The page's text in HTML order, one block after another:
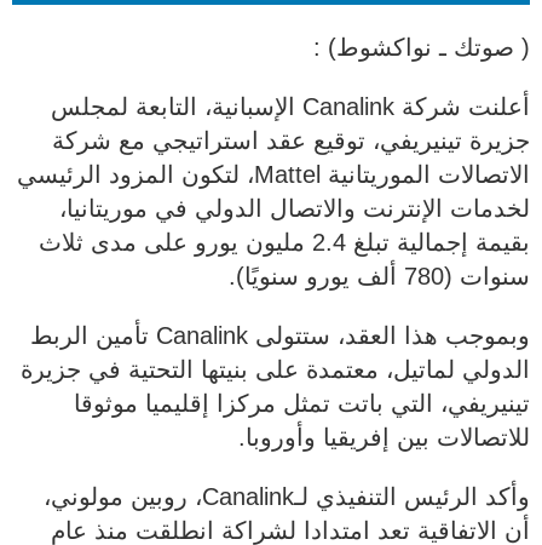
( صوتك ـ نواكشوط) :
أعلنت شركة Canalink الإسبانية، التابعة لمجلس
جزيرة تينيريفي، توقيع عقد استراتيجي مع شركة
الاتصالات الموريتانية Mattel، لتكون المزود الرئيسي
لخدمات الإنترنت والاتصال الدولي في موريتانيا،
بقيمة إجمالية تبلغ 2.4 مليون يورو على مدى ثلاث
سنوات (780 ألف يورو سنويًا).
وبموجب هذا العقد، ستتولى Canalink تأمين الربط
الدولي لماتيل، معتمدة على بنيتها التحتية في جزيرة
تينيريفي، التي باتت تمثل مركزا إقليميا موثوقا
للاتصالات بين إفريقيا وأوروبا.
وأكد الرئيس التنفيذي لـCanalink، روبين مولوني،
أن الاتفاقية تعد امتدادا لشراكة انطلقت منذ عام